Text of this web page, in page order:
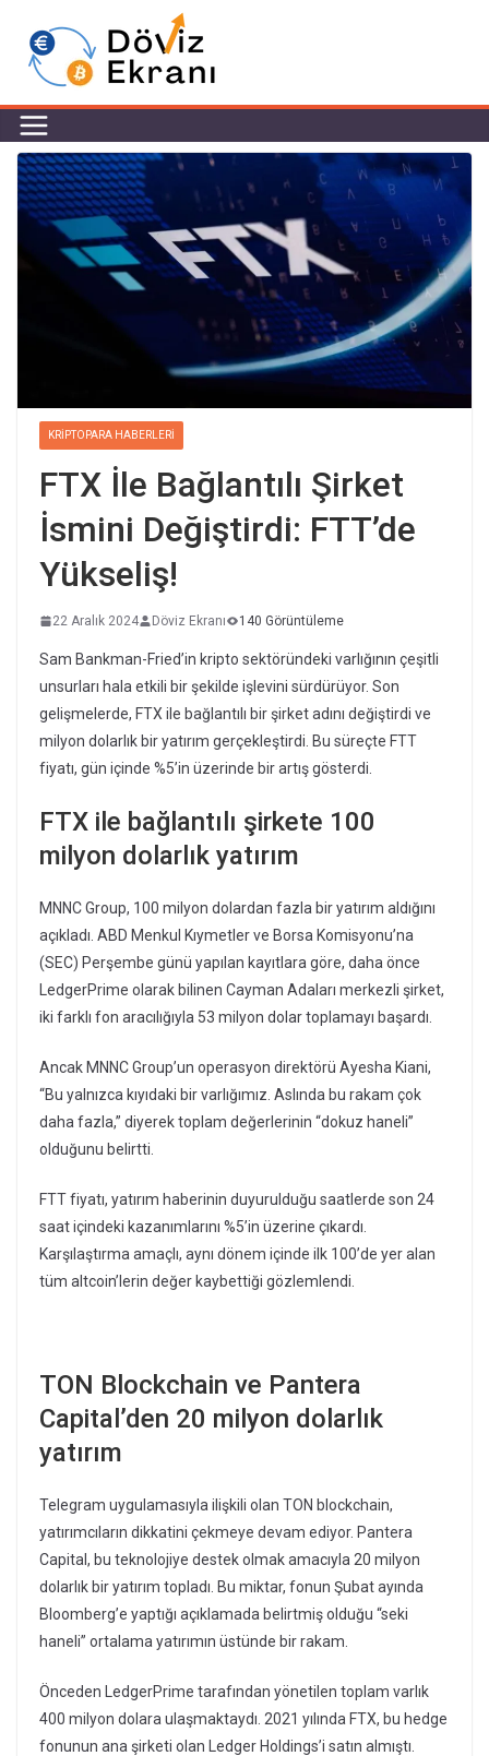
KRIPTOPARA HABERLERI
FTX İle Bağlantılı Şirket
İsmini Değiştirdi: FTT’de
Yükseliş!
22 Aralık 2024 Döviz Ekranı 140 Görüntüleme
Sam Bankman-Fried’in kripto sektöründeki varlığının çeşitli
unsurları hala etkili bir şekilde işlevini sürdürüyor. Son
gelişmelerde, FTX ile bağlantılı bir şirket adını değiştirdi ve
milyon dolarlık bir yatırım gerçekleştirdi. Bu süreçte FTT
fiyatı, gün içinde %5’in üzerinde bir artış gösterdi.
FTX ile bağlantılı şirkete 100
milyon dolarlık yatırım
MNNC Group, 100 milyon dolardan fazla bir yatırım aldığını
açıkladı. ABD Menkul Kıymetler ve Borsa Komisyonu’na
(SEC) Perşembe günü yapılan kayıtlara göre, daha önce
LedgerPrime olarak bilinen Cayman Adaları merkezli şirket,
iki farklı fon aracılığıyla 53 milyon dolar toplamayı başardı.
Ancak MNNC Group’un operasyon direktörü Ayesha Kiani,
“Bu yalnızca kıyıdaki bir varlığımız. Aslında bu rakam çok
daha fazla,” diyerek toplam değerlerinin “dokuz haneli”
olduğunu belirtti.
FTT fiyatı, yatırım haberinin duyurulduğu saatlerde son 24
saat içindeki kazanımlarını %5’in üzerine çıkardı.
Karşılaştırma amaçlı, aynı dönem içinde ilk 100’de yer alan
tüm altcoin’lerin değer kaybettiği gözlemlendi.
TON Blockchain ve Pantera
Capital’den 20 milyon dolarlık
yatırım
Telegram uygulamasıyla ilişkili olan TON blockchain,
yatırımcıların dikkatini çekmeye devam ediyor. Pantera
Capital, bu teknolojiye destek olmak amacıyla 20 milyon
dolarlık bir yatırım topladı. Bu miktar, fonun Şubat ayında
Bloomberg’e yaptığı açıklamada belirtmiş olduğu “seki
haneli” ortalama yatırımın üstünde bir rakam.
Önceden LedgerPrime tarafından yönetilen toplam varlık
400 milyon dolara ulaşmaktaydı. 2021 yılında FTX, bu hedge
fonunun ana şirketi olan Ledger Holdings’i satın almıştı.